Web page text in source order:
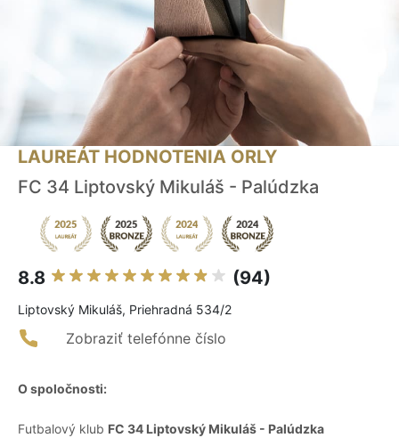
LAUREÁT HODNOTENIA ORLY
FC 34 Liptovský Mikuláš - Palúdzka
8.8 (94)
Liptovský Mikuláš, Priehradná 534/2
Zobraziť telefónne číslo
O spoločnosti:
Futbalový klub FC 34 Liptovský Mikuláš - Palúdzka